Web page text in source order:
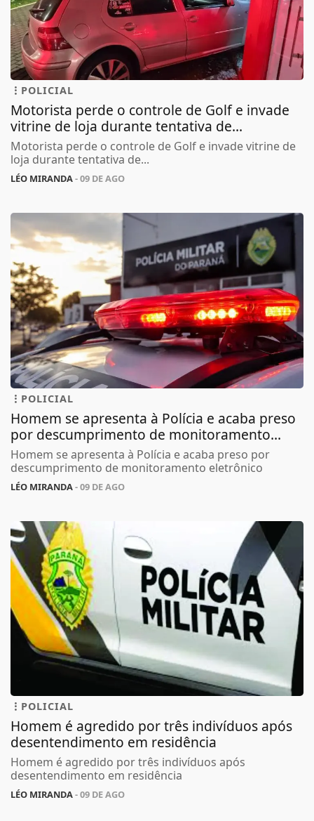
POLICIAL
Motorista perde o controle de Golf e invade
vitrine de loja durante tentativa de...
Motorista perde o controle de Golf e invade vitrine de
loja durante tentativa de...
LÉO MIRANDA- 09 DE AGO
POLICIAL
Homem se apresenta à Polícia e acaba preso
por descumprimento de monitoramento...
Homem se apresenta à Polícia e acaba preso por
descumprimento de monitoramento eletrônico
LÉO MIRANDA- 09 DE AGO
POLICIAL
Homem é agredido por três indivíduos após
desentendimento em residência
Homem é agredido por três indivíduos após
desentendimento em residência
LÉO MIRANDA- 09 DE AGO